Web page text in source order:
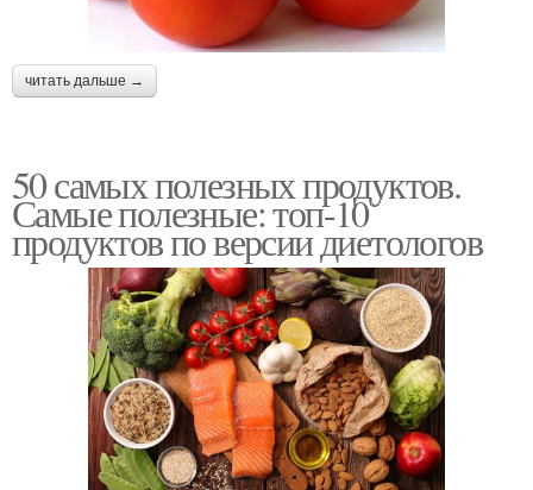
читать дальше →
50 самых полезных продуктов.
Самые полезные: топ-10
продуктов по версии диетологов